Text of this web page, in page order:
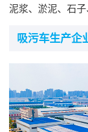
泥浆、淤泥、石子
吸污车生产企